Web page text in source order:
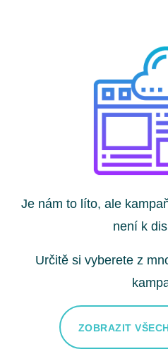
Je nám to líto, ale
není k
Určitě si vyberete z
ZOBRAZIT